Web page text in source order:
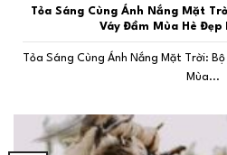
Tỏa Sáng Cùng Ánh Nắng Mặt
Váy Đầm Mùa Hè Đẹp
Tỏa Sáng Cùng Ánh Nắng Mặt Trời:
Mùa...